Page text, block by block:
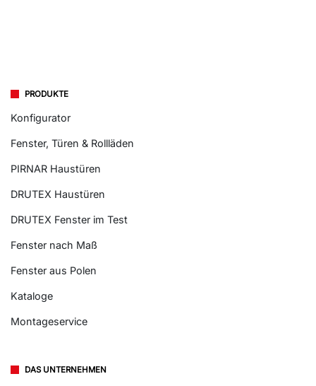
PRODUKTE
Konfigurator
Fenster, Türen & Rollläden
PIRNAR Haustüren
DRUTEX Haustüren
DRUTEX Fenster im Test
Fenster nach Maß
Fenster aus Polen
Kataloge
Montageservice
DAS UNTERNEHMEN